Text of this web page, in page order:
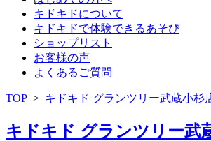
キドキドについて
キドキドで体験できるあそび
ショップリスト
お客様の声
よくあるご質問
TOP > キドキド グランツリー武蔵小杉
キドキド グランツリー武